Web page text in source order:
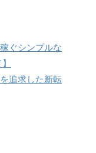
ぐシンプルな
追求した新転